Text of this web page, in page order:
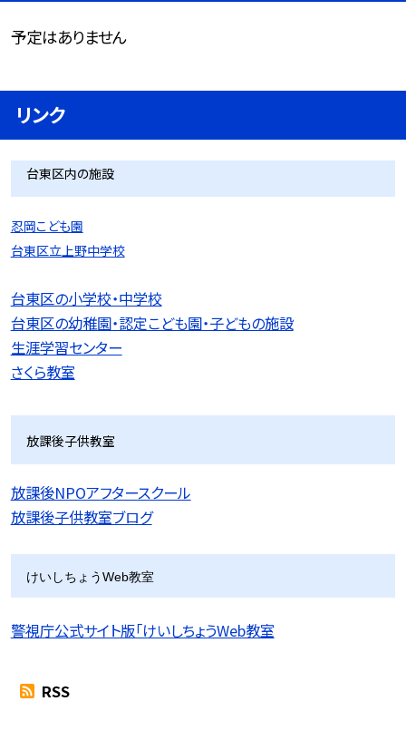
予定はありません
リンク
台東区内の施設
忍岡こども園
台東区立上野中学校
台東区の小学校・中学校
台東区の幼稚園・認定こども園・子どもの施設
生涯学習センター
さくら教室
放課後子供教室
放課後NPOアフタースクール
放課後子供教室ブログ
けいしちょうWeb教室
警視庁公式サイト版「けいしちょうWeb教室
RSS